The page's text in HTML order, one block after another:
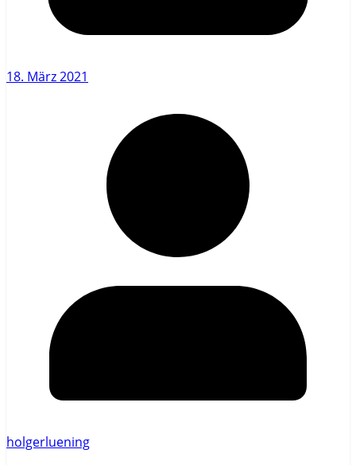
18. März 2021
holgerluening